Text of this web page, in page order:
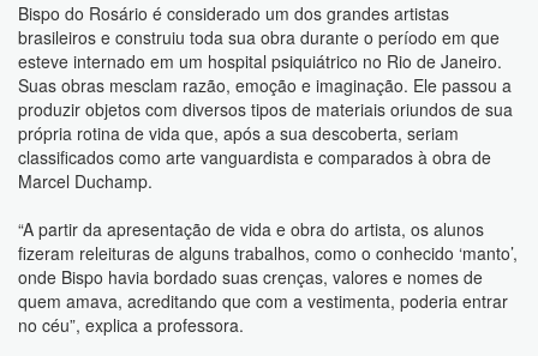
Bispo do Rosário é considerado um dos grandes artistas
brasileiros e construiu toda sua obra durante o período em que
esteve internado em um hospital psiquiátrico no Rio de Janeiro.
Suas obras mesclam razão, emoção e imaginação. Ele passou a
produzir objetos com diversos tipos de materiais oriundos de sua
própria rotina de vida que, após a sua descoberta, seriam
classificados como arte vanguardista e comparados à obra de
Marcel Duchamp.
“A partir da apresentação de vida e obra do artista, os alunos
fizeram releituras de alguns trabalhos, como o conhecido ‘manto’,
onde Bispo havia bordado suas crenças, valores e nomes de
quem amava, acreditando que com a vestimenta, poderia entrar
no céu”, explica a professora.